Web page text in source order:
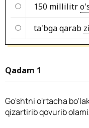
150 millilitr
ta'bga qarab
Qadam 1
Go'shtni o'rtacha
qizartirib qovurib